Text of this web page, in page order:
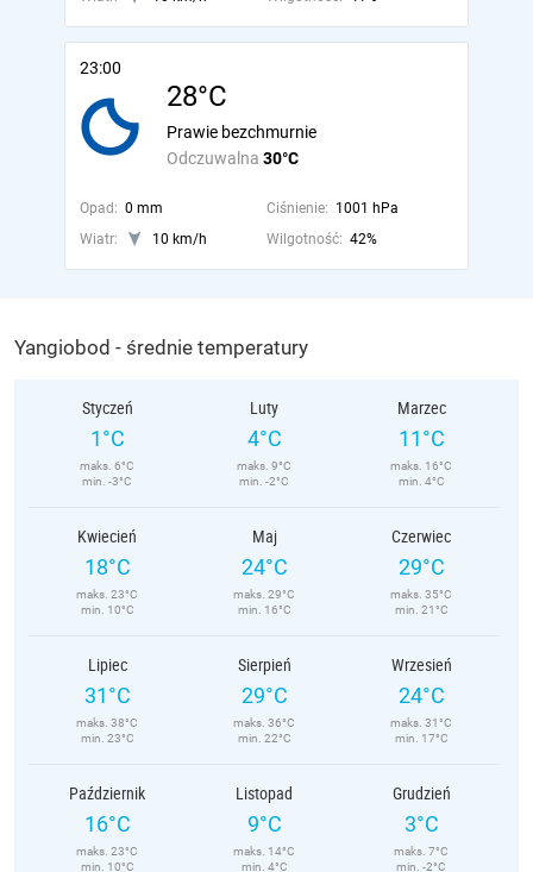
23:00
28°C
Odczuwalna 30°C
Prawie bezchmurnie
Opad: 0 mm Ciśnienie: 1001 hPa
Wiatr:
10 km/h Wilgotność: 42%
Yangiobod - średnie temperatury
Styczeń
1°C
maks. 6°C
min. -3°C
Luty
4°C
maks. 9°C
min. -2°C
Marzec
11°C
maks. 16°C
min. 4°C
Kwiecień
18°C
maks. 23°C
min. 10°C
Maj
24°C
maks. 29°C
min. 16°C
Czerwiec
29°C
maks. 35°C
min. 21°C
Lipiec
31°C
maks. 38°C
min. 23°C
Sierpień
29°C
maks. 36°C
min. 22°C
Wrzesień
24°C
maks. 31°C
min. 17°C
Październik
16°C
maks. 23°C
min. 10°C
Listopad
9°C
maks. 14°C
min. 4°C
Grudzień
3°C
maks. 7°C
min. -2°C